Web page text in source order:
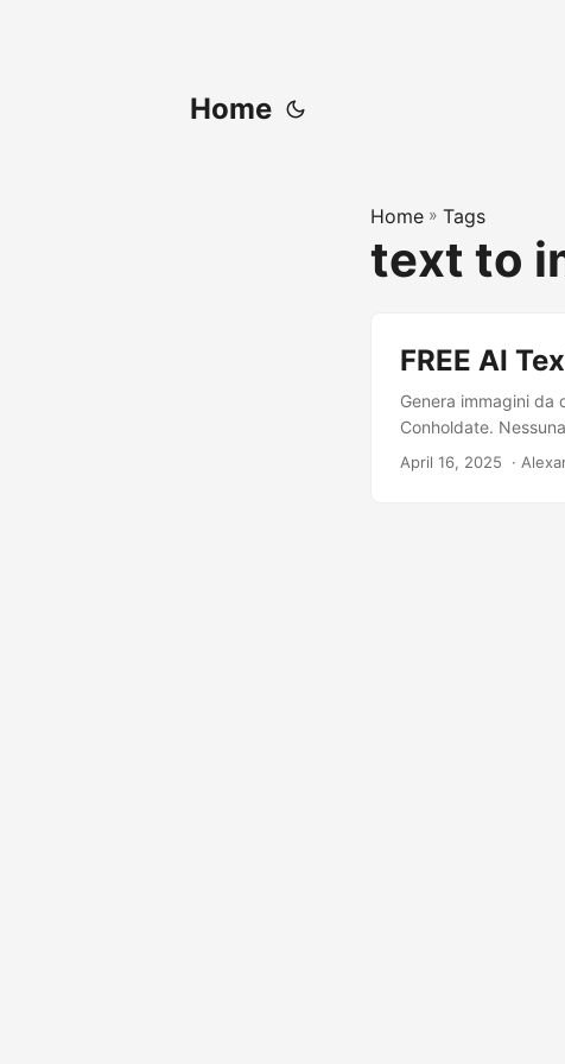
Home
Home » Tags
text to
FREE AI
Genera immagini da
Conholdate.
April 16, 2025 ·